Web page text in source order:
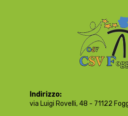
Indirizzo:
via Luigi Rovelli, 48 - 71122